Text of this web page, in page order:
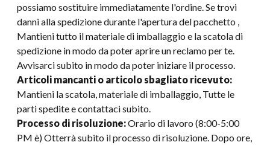
possiamo sostituire immediatamente l'ordine. Se trovi
danni alla spedizione durante l'apertura del pacchetto ,
Mantieni tutto il materiale di imballaggio e la scatola di
spedizione in modo da poter aprire un reclamo per te.
Avvisarci subito in modo da poter iniziare il processo.
Articoli mancanti o articolo sbagliato ricevuto:
Mantieni la scatola, materiale di imballaggio, Tutte le
parti spedite e contattaci subito.
Processo di risoluzione:Orario di lavoro (8:00-5:00
PM è) Otterrà subito il processo di risoluzione. Dopo ore,